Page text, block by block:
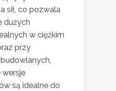
sił, co pozwala
dużych
w ciężkim
przy
wersje
są idealne do